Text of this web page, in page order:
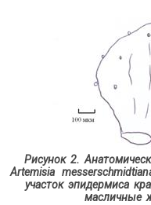
Рисунок 2.
Artemisia
участок эпидермиса
масличные